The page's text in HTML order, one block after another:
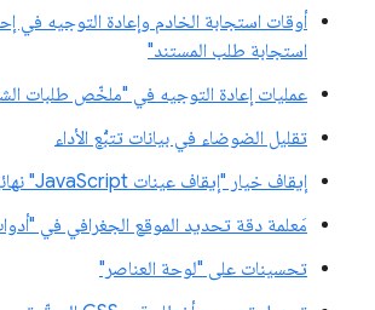
أوقات استجابة الخادم وإعادة التوجيه في
استجابة طلب المستند"
عمليات إعادة التوجيه في "ملخّص طلبات
تقليل الضوضاء في بيانات تتبُّع الأداء
إيقاف خيار "إيقاف عينات JavaScript" نهائيًا
مَعلمة دقة تحديد الموقع الجغرافي في
تحسينات على "لوحة العناصر"